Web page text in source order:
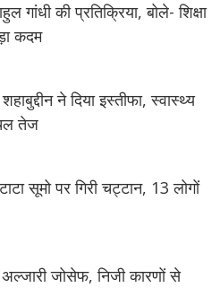
गांधी की प्रतिक्रिया, बोले- शिक्षा
कदम
ने दिया इस्तीफा, स्वास्थ्य
तेज
सूमो पर गिरी चट्टान, 13 लोगों
जोसेफ, निजी कारणों से